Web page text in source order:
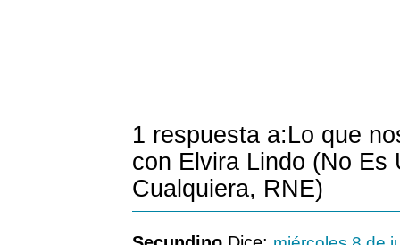
1 respuesta a:Lo que
con Elvira Lindo (No Es
Cualquiera, RNE)